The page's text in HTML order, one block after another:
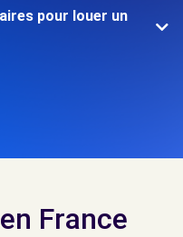
pour louer un
France